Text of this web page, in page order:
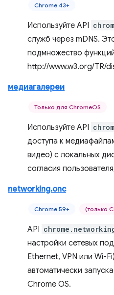
Chrome 43+
Используйте API
служб через mDNS.
подмножество
http://www.w3.org/TR/
медиагалереи
Только для ChromeOS
Используйте API
доступа к
видео) с локальных
согласия
networking.onc
Chrome 59+ (только
API
настройки сетевых
Ethernet, VPN или Wi-
автоматически
Chrome OS.